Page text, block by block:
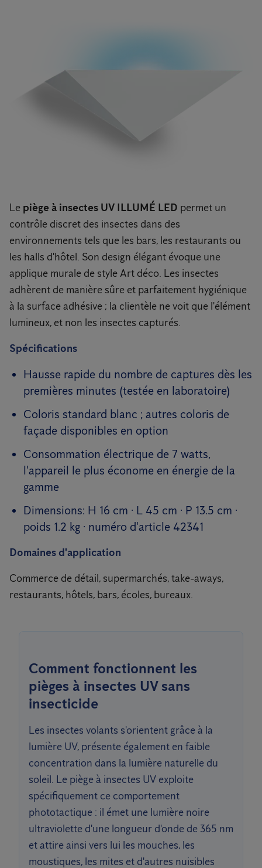
Le piège à insectes UV ILLUMÉ LED permet un
contrôle discret des insectes dans des
environnements tels que les bars, les restaurants ou
les halls d'hôtel. Son design élégant évoque une
applique murale de style Art déco. Les insectes
adhèrent de manière sûre et parfaitement hygiénique
à la surface adhésive ; la clientèle ne voit que l'élément
lumineux, et non les insectes capturés.
Spécifications
Hausse rapide du nombre de captures dès les
premières minutes (testée en laboratoire)
Coloris standard blanc ; autres coloris de
façade disponibles en option
Consommation électrique de 7 watts,
l'appareil le plus économe en énergie de la
gamme
Dimensions: H 16 cm · L 45 cm · P 13.5 cm ·
poids 1.2 kg · numéro d'article 42341
Domaines d'application
Commerce de détail, supermarchés, take-aways,
restaurants, hôtels, bars, écoles, bureaux.
Comment fonctionnent les
pièges à insectes UV sans
insecticide
Les insectes volants s'orientent grâce à la
lumière UV, présente également en faible
concentration dans la lumière naturelle du
soleil. Le piège à insectes UV exploite
spécifiquement ce comportement
phototactique : il émet une lumière noire
ultraviolette d'une longueur d'onde de 365 nm
et attire ainsi vers lui les mouches, les
moustiques, les mites et d'autres nuisibles